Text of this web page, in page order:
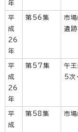
年
平
成
26
年
第56集
市場
遺跡
平
成
26
年
第57集
午王
5次
平
成
第58集 市場